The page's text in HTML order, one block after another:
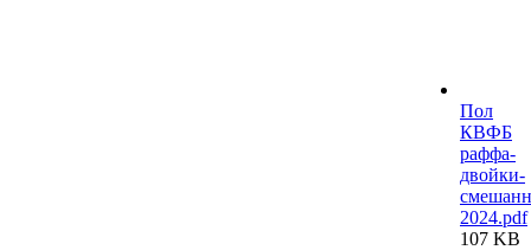
Пол
КВФБ
раффа-
двойки-
2024.pdf
107 KB